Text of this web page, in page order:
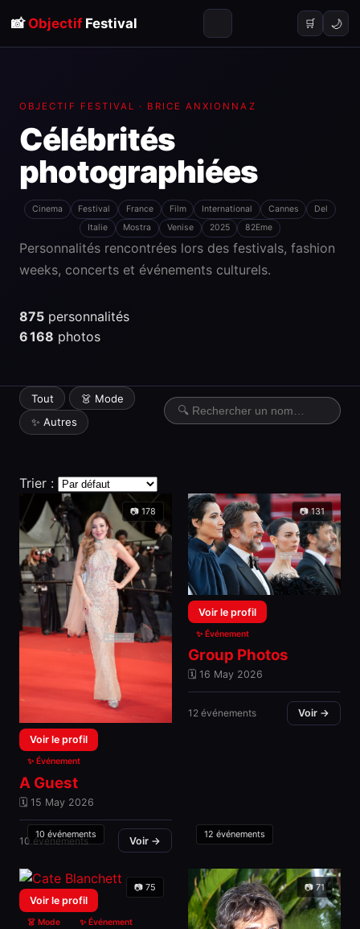
📸 ObjectifFestival 🛒 🌙
OBJECTIF FESTIVAL · BRICE ANXIONNAZ
Célébrités
photographiées
Cinema Festival France Film International Cannes
Del
Italie
Mostra Venise 2025 82Eme
Personnalités rencontrées lors des festivals, fashion
weeks, concerts et événements culturels.
875 personnalités
6 168 photos
Tout
👗 Mode
✨ Autres
Trier :
Voir le profil
📷 178
10 événements
✨ Événement
A Guest
🗓 15 May 2026
10 événements Voir →
Voir le profil
📷 131
12 événements
✨ Événement
Group Photos
🗓 16 May 2026
12 événements Voir →
Voir le profil
📷 75
👗 Mode ✨ Événement
📷 71